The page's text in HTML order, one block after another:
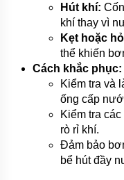
Hút khí:
khí thay vì
Kẹt hoặc
thể khiến
Cách khắc phục:
Kiểm tra và
ống cấp
Kiểm tra
rò rỉ khí.
Đảm bảo
bể hút đầy